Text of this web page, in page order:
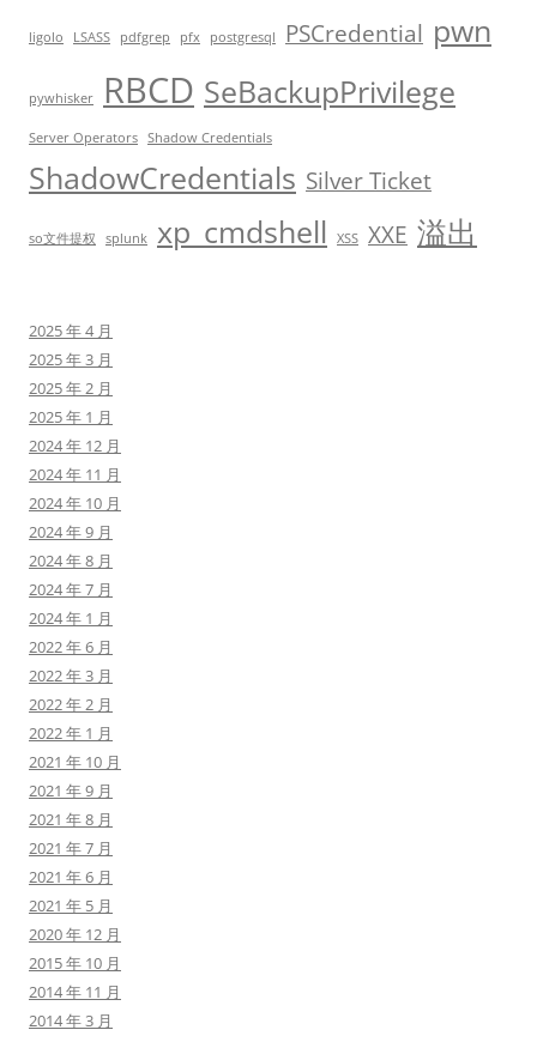
ligolo LSASS pdfgrep pfx postgresql PSCredential pwn
pywhisker RBCD SeBackupPrivilege
Server Operators Shadow Credentials
ShadowCredentials Silver Ticket
so文件提权 splunk xp_cmdshell XSS XXE 溢出
2025 年 4 月
2025 年 3 月
2025 年 2 月
2025 年 1 月
2024 年 12 月
2024 年 11 月
2024 年 10 月
2024 年 9 月
2024 年 8 月
2024 年 7 月
2024 年 1 月
2022 年 6 月
2022 年 3 月
2022 年 2 月
2022 年 1 月
2021 年 10 月
2021 年 9 月
2021 年 8 月
2021 年 7 月
2021 年 6 月
2021 年 5 月
2020 年 12 月
2015 年 10 月
2014 年 11 月
2014 年 3 月